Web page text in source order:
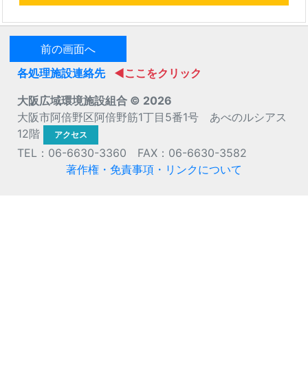
前の画面へ
各処理施設連絡先
◀ここをクリック
大阪広域環境施設組合 © 2026
大阪市阿倍野区阿倍野筋1丁目5番1号 あべのルシアス
12階
アクセス
TEL：06-6630-3360 FAX：06-6630-3582
著作権・免責事項・リンクについて